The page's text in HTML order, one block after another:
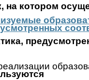
на котором